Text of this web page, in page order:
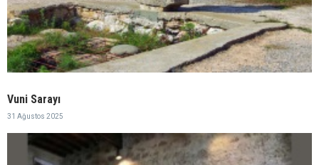
Vuni Sarayı
31 Ağustos 2025